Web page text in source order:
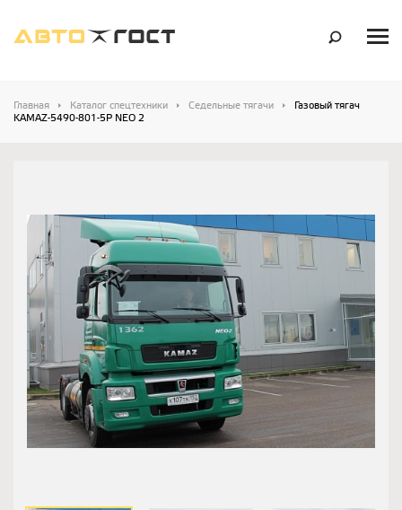
Главная Каталог спецтехники Седельные тягачи
Газовый тягач
KAMAZ-5490-801-5P NEO 2